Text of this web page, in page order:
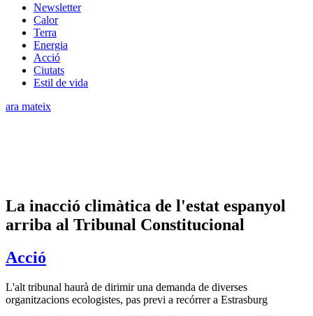
Newsletter
Calor
Terra
Energia
Acció
Ciutats
Estil de vida
ara mateix
La inacció climàtica de l'estat espanyol
arriba al Tribunal Constitucional
Acció
L'alt tribunal haurà de dirimir una demanda de diverses
organitzacions ecologistes, pas previ a recórrer a Estrasburg